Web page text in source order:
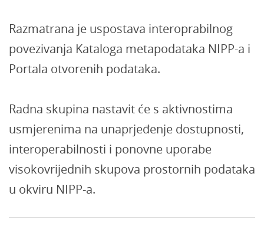
Razmatrana je uspostava interoprabilnog
povezivanja Kataloga metapodataka NIPP-a i
Portala otvorenih podataka.
Radna skupina nastavit će s aktivnostima
usmjerenima na unaprjeđenje dostupnosti,
interoperabilnosti i ponovne uporabe
visokovrijednih skupova prostornih podataka
u okviru NIPP-a.